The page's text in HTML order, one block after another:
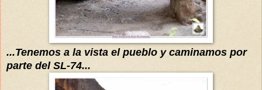
...Tenemos a la vista el pueblo y caminamos por
parte del SL-74...